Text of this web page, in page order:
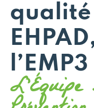
qualité
l’EMP3